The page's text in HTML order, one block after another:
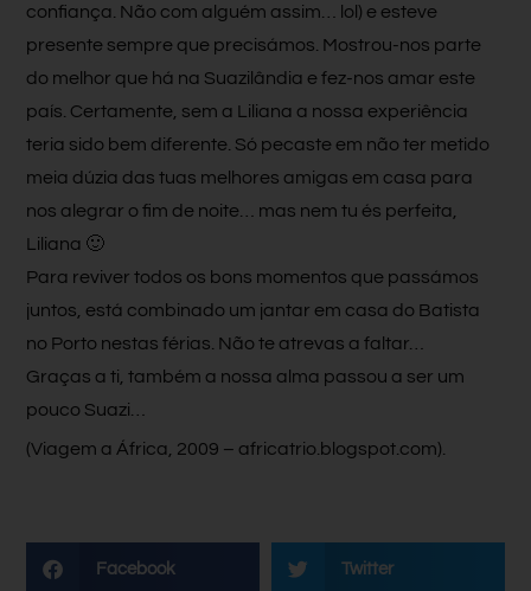
confiança. Não com alguém assim… lol) e esteve
presente sempre que precisámos. Mostrou-nos parte
do melhor que há na Suazilândia e fez-nos amar este
país. Certamente, sem a Liliana a nossa experiência
teria sido bem diferente. Só pecaste em não ter metido
meia dúzia das tuas melhores amigas em casa para
nos alegrar o fim de noite… mas nem tu és perfeita,
Liliana 🙂
Para reviver todos os bons momentos que passámos
juntos, está combinado um jantar em casa do Batista
no Porto nestas férias. Não te atrevas a faltar…
Graças a ti, também a nossa alma passou a ser um
pouco Suazi…
(Viagem a África, 2009 – africatrio.blogspot.com).
Facebook Twitter